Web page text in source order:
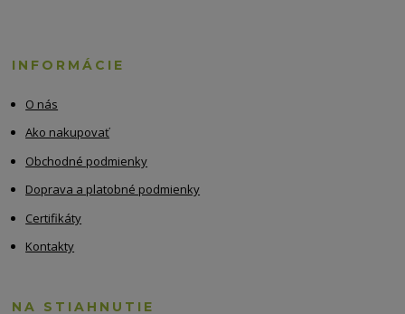
INFORMÁCIE
O nás
Ako nakupovať
Obchodné podmienky
Doprava a platobné podmienky
Certifikáty
Kontakty
NA STIAHNUTIE